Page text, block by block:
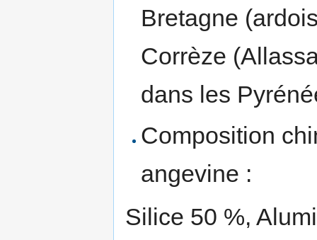
Bretagne
Corrèze
dans les
Composition
angevine :
Silice 50 %,